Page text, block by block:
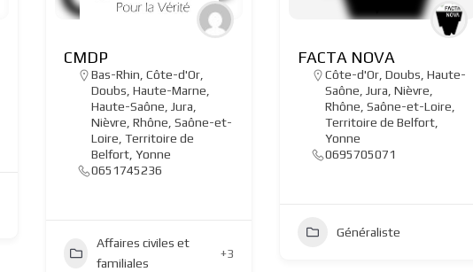
CMDP
Bas-Rhin ,Côte-d'Or
Doubs ,Haute-Marne
Haute-Saône
Jura
Nièvre ,Rhône ,Saône-et-
Loire ,Territoire de
Belfort ,Yonne
0651745236
Affaires civiles et
familiales
+3
FACTA NOVA
Côte-d'Or ,Doubs ,Haute-
Saône
Jura ,Nièvre
Rhône ,Saône-et-Loire
Territoire de Belfort
Yonne
0695705071
Généraliste